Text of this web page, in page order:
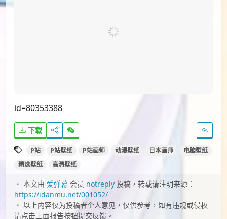
P站 P站壁纸
电脑壁纸
精选壁纸
高清壁纸
https://idanmu.net/001052/
以上内容仅为投稿者个人意见，仅供参考，如有违规或侵权
请点击上面报告按钮提交反馈。